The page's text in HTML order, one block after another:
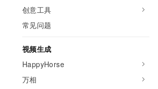
创意工具
常见问题
视频生成
HappyHorse
万相
域名与网站
终端用户计算
Serverless
开发工具